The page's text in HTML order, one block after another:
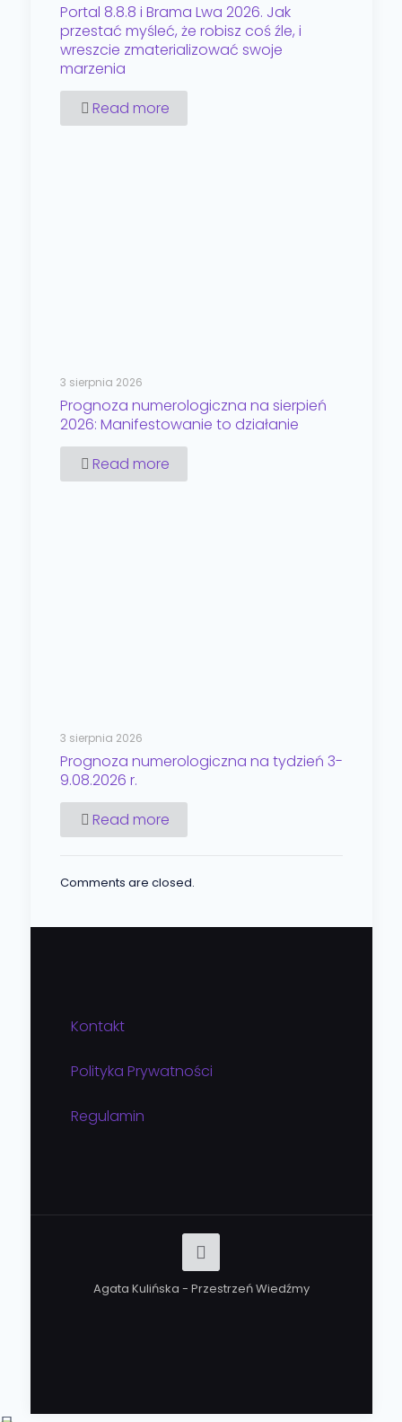
Portal 8.8.8 i Brama Lwa 2026. Jak
przestać myśleć, że robisz coś źle, i
wreszcie zmaterializować swoje
marzenia
Read more
3 sierpnia 2026
Prognoza numerologiczna na sierpień
2026: Manifestowanie to działanie
Read more
3 sierpnia 2026
Prognoza numerologiczna na tydzień 3-
9.08.2026 r.
Read more
Comments are closed.
Kontakt
Polityka Prywatności
Regulamin
Agata Kulińska - Przestrzeń Wiedźmy